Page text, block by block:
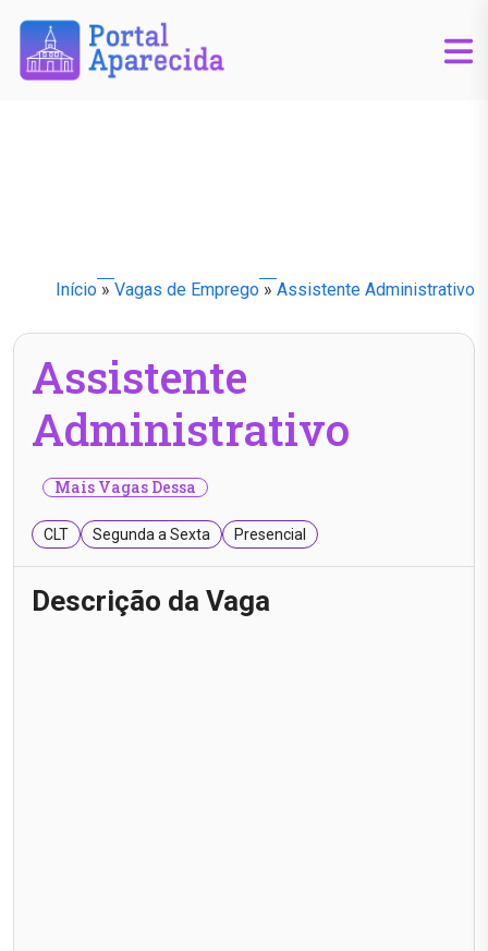
Início » Vagas de Emprego » Assistente Administrativo
Assistente
Administrativo
Mais Vagas Dessa
CLT Segunda a Sexta Presencial
Descrição da Vaga